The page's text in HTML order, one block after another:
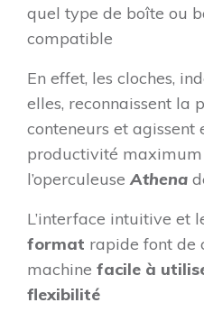
quel type de boîte ou
compatible
En effet, les cloches,
elles, reconnaissent la
conteneurs et agissent
productivité
l’operculeuseAthena
L’interface intuitive et
format rapide font de
machine facile à
flexibilité